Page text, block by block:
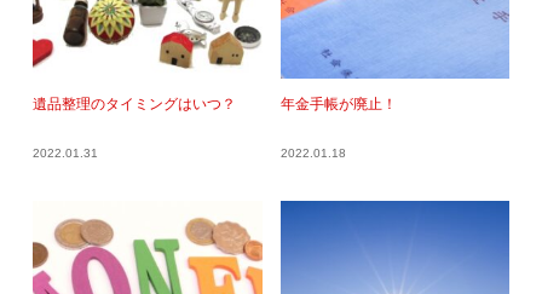
遺品整理のタイミングはいつ？
2022.01.31
年金手帳が廃止！
2022.01.18